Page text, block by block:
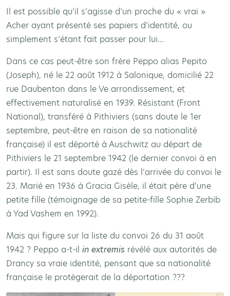
Il est possible qu’il s’agisse d’un proche du « vrai »
Acher ayant présenté ses papiers d’identité, ou
simplement s’étant fait passer pour lui…
Dans ce cas peut-être son frère Peppo alias Pepito
(Joseph), né le 22 août 1912 à Salonique, domicilié 22
rue Daubenton dans le Ve arrondissement, et
effectivement naturalisé en 1939. Résistant (Front
National), transféré à Pithiviers (sans doute le 1er
septembre, peut-être en raison de sa nationalité
française) il est déporté à Auschwitz au départ de
Pithiviers le 21 septembre 1942 (le dernier convoi à en
partir). Il est sans doute gazé dès l’arrivée du convoi le
23. Marié en 1936 à Gracia Gisèle, il était père d’une
petite fille (témoignage de sa petite-fille Sophie Zerbib
à Yad Vashem en 1992).
Mais qui figure sur la liste du convoi 26 du 31 août
1942 ? Peppo a-t-il in extremis révélé aux autorités de
Drancy sa vraie identité, pensant que sa nationalité
française le protègerait de la déportation ???